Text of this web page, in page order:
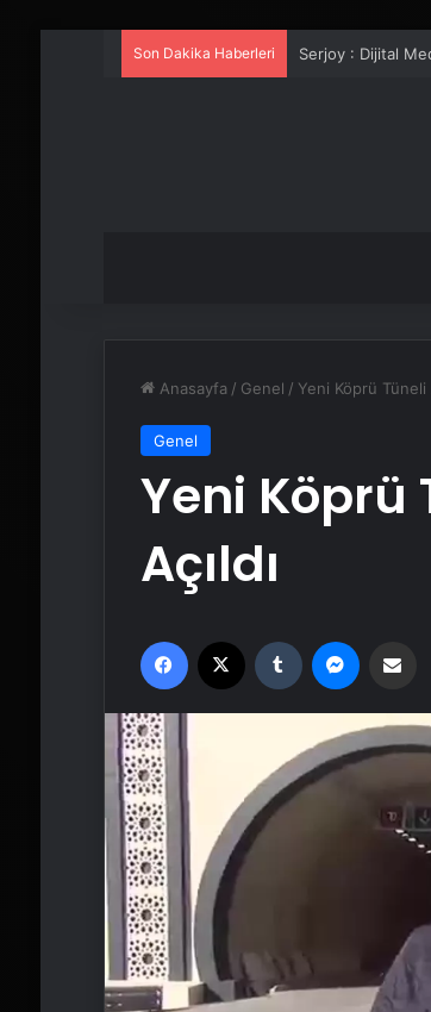
Son Dakika Haberleri UETDS Nedir ?
Anasayfa / Genel / Yeni Köprü Tüneli
Genel
Yeni Köprü
Açıldı
Facebook Tumblr